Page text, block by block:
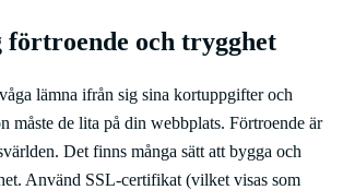
förtroende och trygghet
lämna ifrån sig sina kortuppgifter och
måste de lita på din webbplats. Förtroende är
Det finns många sätt att bygga och
Använd SSL-certifikat (vilket visas som